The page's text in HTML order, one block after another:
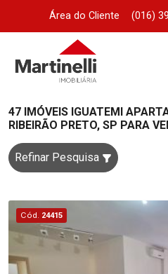
Área do Cliente (016)
47 IMÓVEIS IGUATEMI
RIBEIRÃO PRETO, SP PARA
Refinar Pesquisa
Cód. 24415